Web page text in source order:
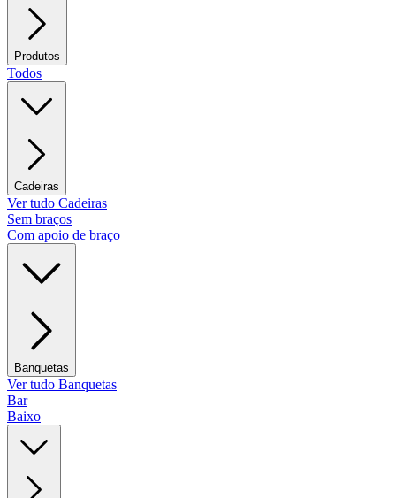
Produtos
Todos
Cadeiras
Ver tudo Cadeiras
Sem braços
Com apoio de braço
Banquetas
Ver tudo Banquetas
Bar
Baixo